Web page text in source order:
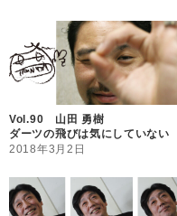
Vol.90 山田 勇樹
ダーツの飛びは気にしていない
2018年3月2日